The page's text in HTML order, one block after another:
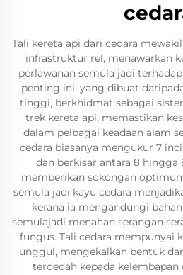
Tali kereta api dari cedara
infrastruktur rel, menawarkan
perlawanan semula jadi
penting ini, yang dibuat
tinggi, berkhidmat sebagai
trek kereta api, memastikan
dalam pelbagai keadaan alam
cedara biasanya mengukur 7
dan berkisar antara 8 hingga
memberikan sokongan
semula jadi kayu cedara
kerana ia mengandungi
semulajadi menahan serangan
fungus. Tali cedara mempunyai
unggul, mengekalkan bentuk
terdedah kepada kelembapan